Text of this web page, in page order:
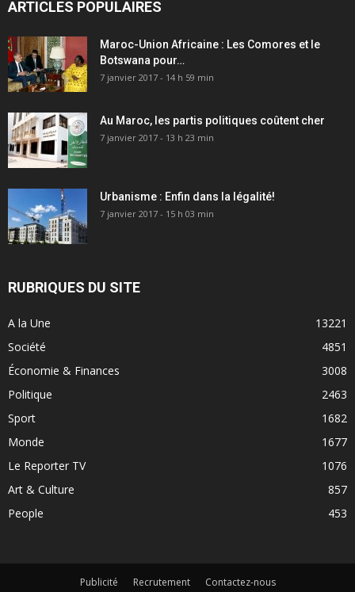
ARTICLES POPULAIRES
Maroc-Union Africaine : Les Comores et le
Botswana pour…
7 janvier 2017 - 14 h 59 min
Au Maroc, les partis politiques coûtent cher
7 janvier 2017 - 13 h 23 min
Urbanisme : Enfin dans la légalité!
7 janvier 2017 - 15 h 03 min
RUBRIQUES DU SITE
A la Une
13221
Société
4851
Économie & Finances
3008
Politique
2463
Sport
1682
Monde
1677
Le Reporter TV
1076
Art & Culture
857
People
453
Publicité Recrutement Contactez-nous